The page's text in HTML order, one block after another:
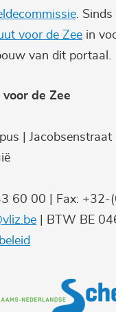
.
voor de Zee in
van dit portaal.
de Zee
|
60 00 | Fax: +32-
| BTW BE